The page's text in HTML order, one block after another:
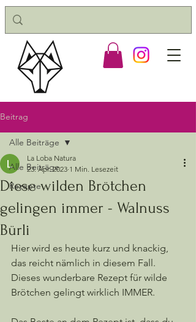
Beitrag
Alle Beiträge
Rezepte
Alle Beiträge
Diese wilden Brötchen
gelingen immer - Walnuss
Bürli
La Loba Natura
23. Apr. 2023 1 Min. Lesezeit
Hier wird es heute kurz und knackig,
das reicht nämlich in diesem Fall.
Dieses wunderbare Rezept für wilde
Brötchen gelingt wirklich IMMER.